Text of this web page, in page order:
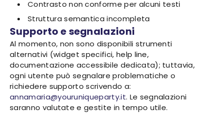
Contrasto non conforme per alcuni testi
Struttura semantica incompleta
Supporto e segnalazioni
Al momento, non sono disponibili strumenti
alternativi (widget specifici, help line,
documentazione accessibile dedicata); tuttavia,
ogni utente può segnalare problematiche o
richiedere supporto scrivendo a:
annamaria@youruniqueparty.it. Le segnalazioni
saranno valutate e gestite in tempo utile.